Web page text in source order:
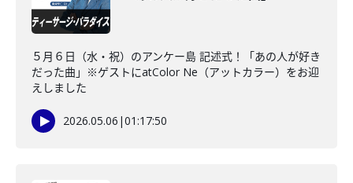
５月６日（水・祝）のアンケー島 記述式！「あの人が好き
だった曲」※ゲストにatColor Ne（アットカラー）をお迎
えしました
2026.05.06 |01:17:50